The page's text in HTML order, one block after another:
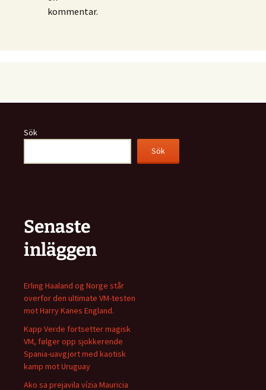
kommentar.
Sök
Sök
Senaste
inläggen
Erling Haaland og Norge står
overfor den ultimate VM-testen
mot Harry Kanes England.
Kapp Verde fortsetter magisk
VM, følger opp sjokkerende
Spania-uavgjort med kaotisk
kamp mot Uruguay
Ako sa prejavila vízia Mauricia